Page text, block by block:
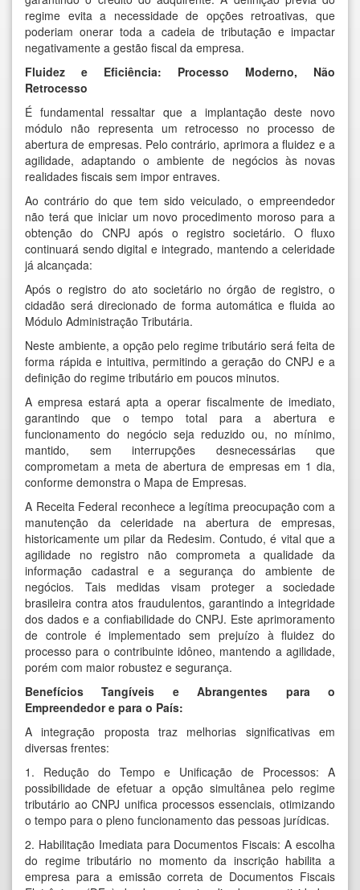
regime evita a necessidade de opções retroativas, que
poderiam onerar toda a cadeia de tributação e impactar
negativamente a gestão fiscal da empresa.
Fluidez e Eficiência: Processo Moderno, Não
Retrocesso
É fundamental ressaltar que a implantação deste novo
módulo não representa um retrocesso no processo de
abertura de empresas. Pelo contrário, aprimora a fluidez e a
agilidade, adaptando o ambiente de negócios às novas
realidades fiscais sem impor entraves.
Ao contrário do que tem sido veiculado, o empreendedor
não terá que iniciar um novo procedimento moroso para a
obtenção do CNPJ após o registro societário. O fluxo
continuará sendo digital e integrado, mantendo a celeridade
já alcançada:
Após o registro do ato societário no órgão de registro, o
cidadão será direcionado de forma automática e fluida ao
Módulo Administração Tributária.
Neste ambiente, a opção pelo regime tributário será feita de
forma rápida e intuitiva, permitindo a geração do CNPJ e a
definição do regime tributário em poucos minutos.
A empresa estará apta a operar fiscalmente de imediato,
garantindo que o tempo total para a abertura e
funcionamento do negócio seja reduzido ou, no mínimo,
mantido, sem interrupções desnecessárias que
comprometam a meta de abertura de empresas em 1 dia,
conforme demonstra o Mapa de Empresas.
A Receita Federal reconhece a legítima preocupação com a
manutenção da celeridade na abertura de empresas,
historicamente um pilar da Redesim. Contudo, é vital que a
agilidade no registro não comprometa a qualidade da
informação cadastral e a segurança do ambiente de
negócios. Tais medidas visam proteger a sociedade
brasileira contra atos fraudulentos, garantindo a integridade
dos dados e a confiabilidade do CNPJ. Este aprimoramento
de controle é implementado sem prejuízo à fluidez do
processo para o contribuinte idôneo, mantendo a agilidade,
porém com maior robustez e segurança.
Benefícios Tangíveis e Abrangentes para o
Empreendedor e para o País:
A integração proposta traz melhorias significativas em
diversas frentes:
1. Redução do Tempo e Unificação de Processos: A
possibilidade de efetuar a opção simultânea pelo regime
tributário ao CNPJ unifica processos essenciais, otimizando
o tempo para o pleno funcionamento das pessoas jurídicas.
2. Habilitação Imediata para Documentos Fiscais: A escolha
do regime tributário no momento da inscrição habilita a
empresa para a emissão correta de Documentos Fiscais